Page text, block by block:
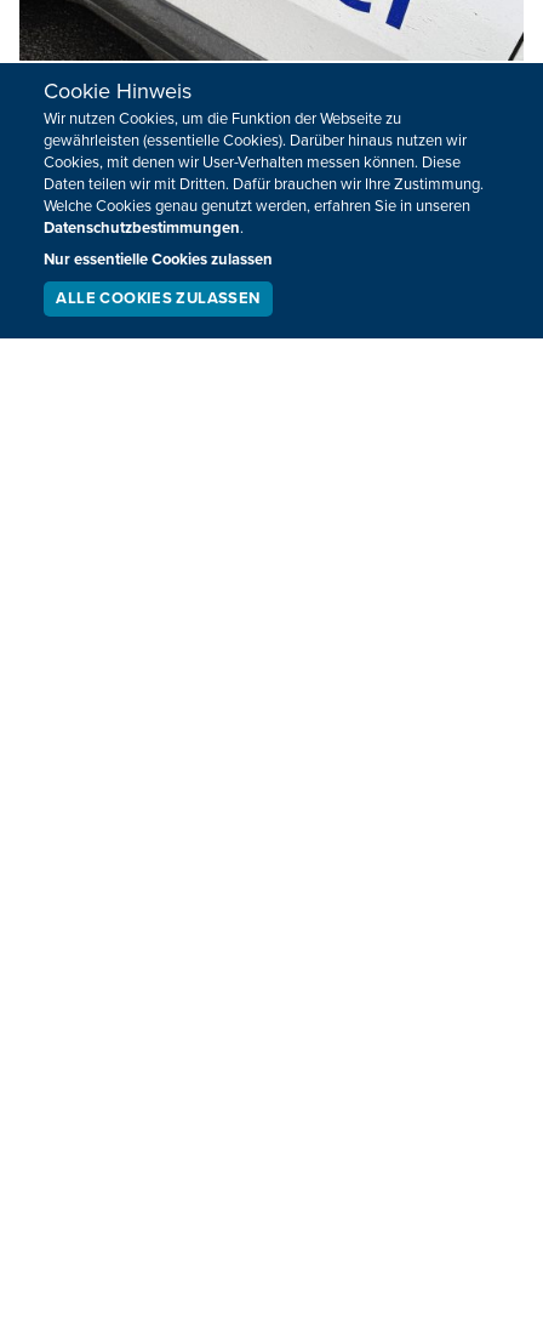
Über 200 PKW-Kontrollen bei Beach Party
in Recht
Die Polizeizone Eifel hat am Wochenende im Rahmen der
Beach Party in Recht umfangreiche Alkoholkontrollen
durchgeführt.
29.06.2026 13:45
Cookie Hinweis
Wir nutzen Cookies, um die Funktion der Webseite zu
gewährleisten (essentielle Cookies). Darüber hinaus nutzen wir
Cookies, mit denen wir User-Verhalten messen können. Diese
Daten teilen wir mit Dritten. Dafür brauchen wir Ihre Zustimmung.
Welche Cookies genau genutzt werden, erfahren Sie in unseren
Datenschutzbestimmungen.
Nur essentielle Cookies zulassen
ALLE COOKIES ZULASSEN
LIVESTREAM